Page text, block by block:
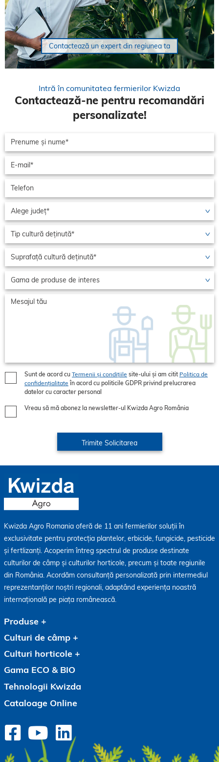
Contactează un expert din regiunea ta
Intră în comunitatea fermierilor Kwizda
Contactează-ne pentru recomandări
personalizate!
Sunt de acord cu Termenii și condițiile site-ului și am citit Politica de
confidențialitate în acord cu politicile GDPR privind prelucrarea
datelor cu caracter personal
Vreau să mă abonez la newsletter-ul Kwizda Agro România
Kwizda Agro Romania oferă de 11 ani fermierilor soluții în
exclusivitate pentru protecția plantelor, erbicide, fungicide, pesticide
și fertlizanți. Acoperim întreg spectrul de produse destinate
culturilor de câmp și culturilor horticole, precum și toate regiunile
din România. Acordăm consultanță personalizată prin intermediul
reprezentanților noștri regionali, adaptând experiența noastră
internațională pe piața românească.
Produse
Culturi de câmp
Culturi horticole
Gama ECO & BIO
Tehnologii Kwizda
Cataloage Online